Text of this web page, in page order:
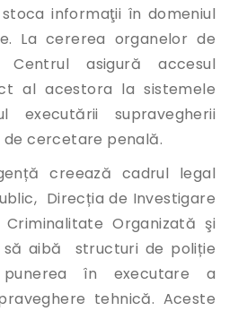
informaţii în domeniul
La cererea organelor de
Centrul asigură accesul
al acestora la sistemele
executării supravegherii
cercetare penală.
creează cadrul legal
Direcția de Investigare
Organizată şi
să aibă structuri de poliție
în executare a
tehnică. Aceste